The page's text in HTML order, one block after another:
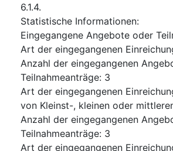
6.1.4.
Statistische Informationen:
Eingegangene Angebote oder
Art der eingegangenen
Anzahl der eingegangenen
Teilnahmeanträge: 3
Art der eingegangenen
von Kleinst-, kleinen oder
Anzahl der eingegangenen
Teilnahmeanträge: 3
Art der eingegangenen